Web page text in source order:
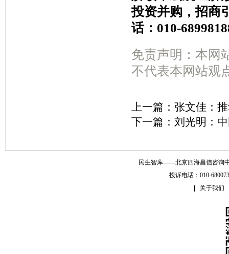
投资并购，招商
话：010-
免责声明：本网
不代表本网站观
上一篇： 张文佳：
下一篇： 刘光明：
民生智库——北京四海昌信咨询
投诉电话：010-
关于我们